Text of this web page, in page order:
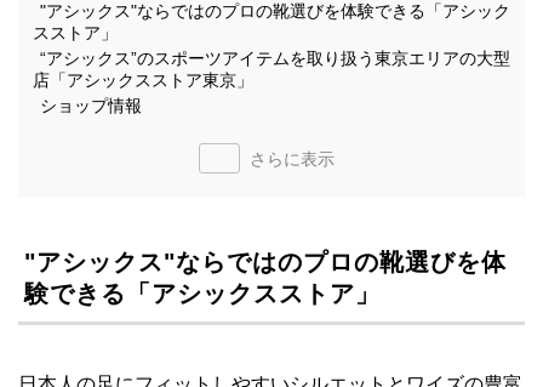
"アシックス"ならではのプロの靴選びを体験できる「アシック
スストア」
“アシックス”のスポーツアイテムを取り扱う東京エリアの大型
店「アシックスストア東京」
ショップ情報
さらに表示
"アシックス"ならではのプロの靴選びを体
験できる「アシックスストア」